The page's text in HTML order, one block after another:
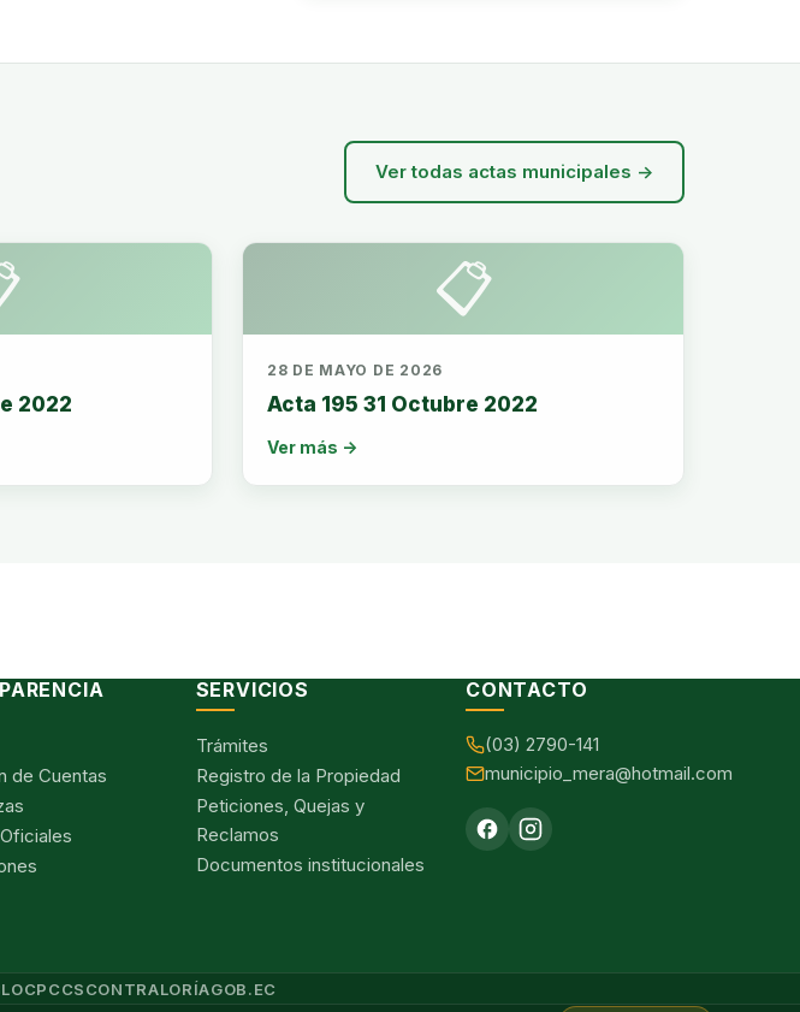
Ver todas actas municipales →
2022
📋
28 DE MAYO DE 2026
Acta 195 31 Octubre 2022
Ver más →
de Cuentas
SERVICIOS
Trámites
Registro de la Propiedad
Peticiones, Quejas y
Reclamos
Documentos institucionales
CONTACTO
(03) 2790-141
municipio_mera@hotmail.com
CPCCSCONTRALORÍAGOB.EC